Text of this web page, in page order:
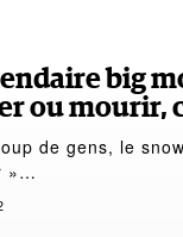
big
ou mourir,
de gens, le
»…